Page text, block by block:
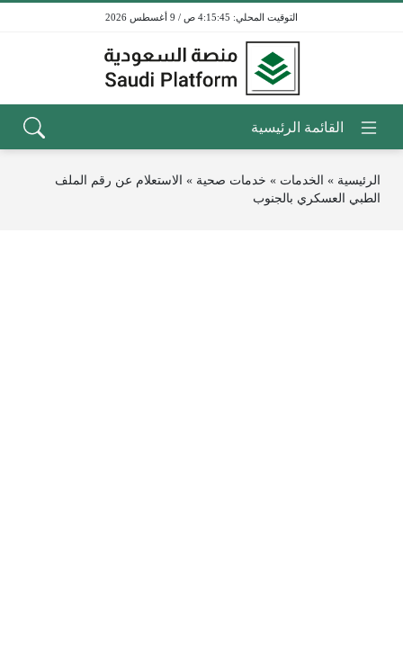
4:15:45 ص / 9 أغسطس 2026
الرئيسية » الخدمات » خدمات صحية » الاستعلام عن رقم الملف
الطبي العسكري بالجنوب